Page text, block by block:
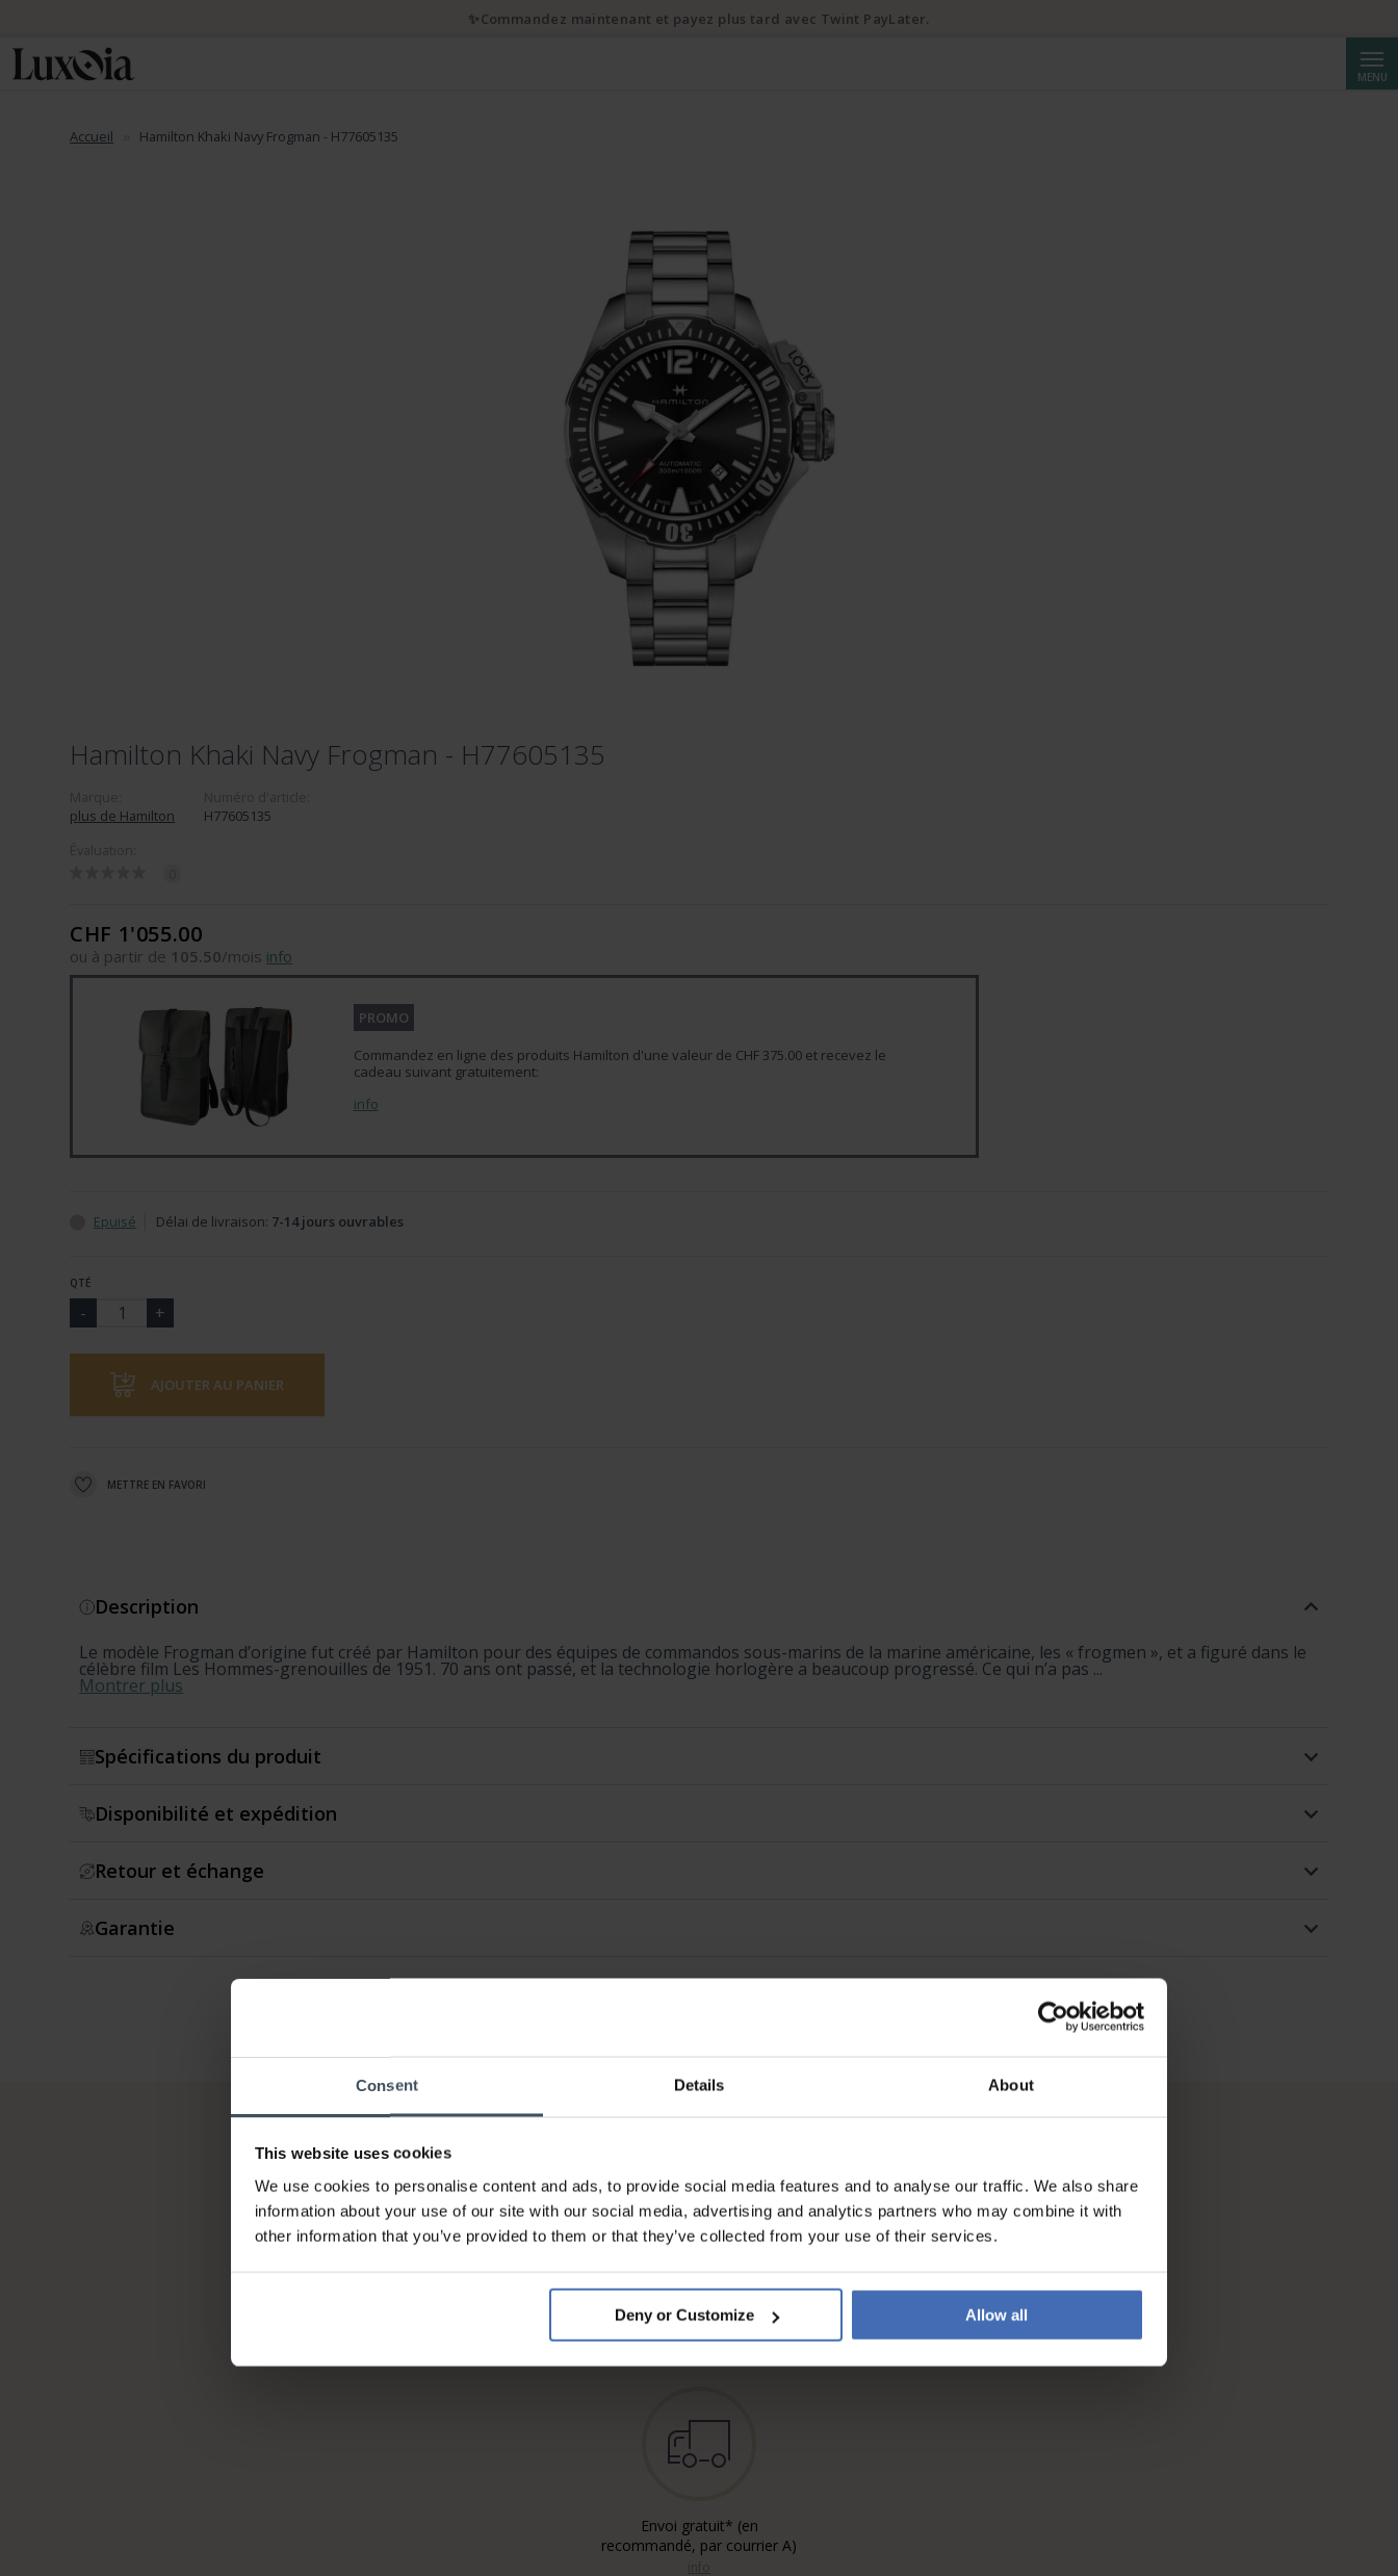
Consent Details About
This website uses cookies
We use cookies to personalise content and ads, to provide social media features and to analyse our traffic. We also share
information about your use of our site with our social media, advertising and analytics partners who may combine it with
other information that you’ve provided to them or that they’ve collected from your use of their services.
Deny or Customize Allow all
MENU
Accueil Hamilton Khaki Navy Frogman - H77605135
Hamilton Khaki Navy Frogman - H77605135
plus de Hamilton
H77605135
CHF 1'055.00
ou à partir de 105.50/mois info
PROMO
Commandez en ligne des produits Hamilton d'une valeur de CHF 375.00 et recevez le
cadeau suivant gratuitement:
info
Epuisé Délai de livraison: 7-14 jours ouvrables
QTÉ
AJOUTER AU PANIER
METTRE EN FAVORI
Description
Le modèle Frogman d’origine fut créé par Hamilton pour des équipes de commandos sous-marins de la marine américaine, les « frogmen », et a figuré dans le
célèbre film Les Hommes-grenouilles de 1951. 70 ans ont passé, et la technologie horlogère a beaucoup progressé. Ce qui n’a pas ...
Montrer plus
Spécifications du produit
Disponibilité et expédition
Retour et échange
Garantie
info
Envoi gratuit* (en
recommandé, par courrier A)
✨Commandez maintenant et payez plus tard avec Twint PayLater.